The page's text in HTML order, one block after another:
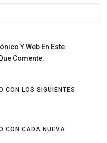
Y Web En Este
Comente.
CON LOS SIGUIENTES
CON CADA NUEVA